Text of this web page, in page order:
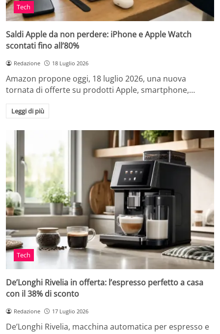
Tech
Saldi Apple da non perdere: iPhone e Apple Watch
scontati fino all’80%
Redazione 18 Luglio 2026
Amazon propone oggi, 18 luglio 2026, una nuova
tornata di offerte su prodotti Apple, smartphone,…
Leggi di più
Tech
De’Longhi Rivelia in offerta: l’espresso perfetto a casa
con il 38% di sconto
Redazione 17 Luglio 2026
De’Longhi Rivelia, macchina automatica per espresso e